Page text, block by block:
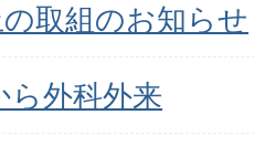
取組のお知らせ
ら外科外来